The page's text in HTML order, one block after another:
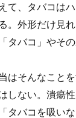
て、タバコは
。外形だけ見
タバコ」やそ
はそんなこと
しない。潰瘍
タバコを吸い